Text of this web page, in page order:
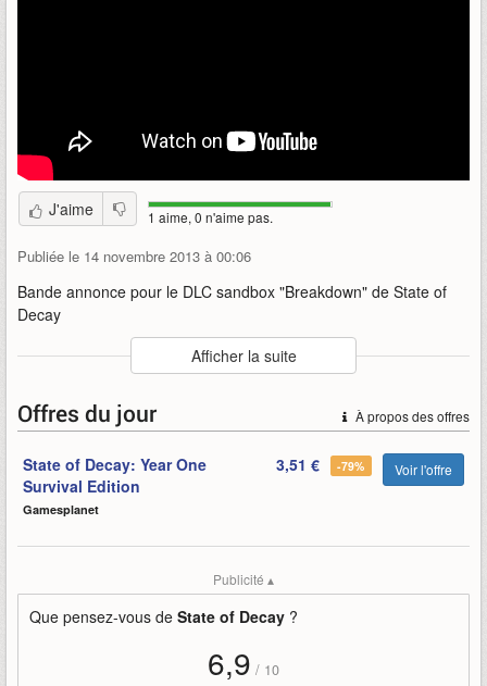
J'aime 1 aime, 0 n'aime pas.
Publiée le 14 novembre 2013 à 00:06
Bande annonce pour le DLC sandbox "Breakdown" de State of
Decay
Auteur
Undead Labs
: HoneyBadger
Mots-clefs
annonce
breakdown
decay dlc of state state-of-decay undead-labs
Afficher la suite
À propos des offres
Offres du jour
State of Decay: Year One
Survival Edition
Gamesplanet
3,51 € -79% Voir l'offre
Publicité ▴
Que pensez-vous de State of Decay ?
6,9 / 10